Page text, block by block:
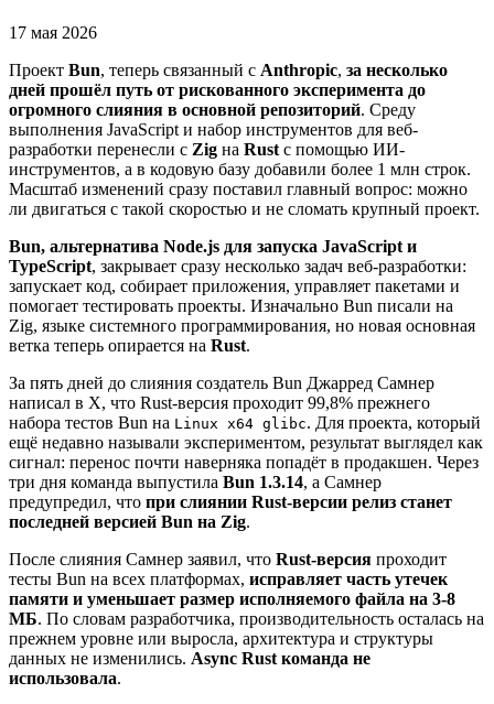
17 мая 2026
Проект Bun, теперь связанный с Anthropic, за несколько
дней прошёл путь от рискованного эксперимента до
огромного слияния в основной репозиторий. Среду
выполнения JavaScript и набор инструментов для веб-
разработки перенесли с Zig на Rust с помощью ИИ-
инструментов, а в кодовую базу добавили более 1 млн строк.
Масштаб изменений сразу поставил главный вопрос: можно
ли двигаться с такой скоростью и не сломать крупный проект.
Bun, альтернатива Node.js для запуска JavaScript и
TypeScript, закрывает сразу несколько задач веб-разработки:
запускает код, собирает приложения, управляет пакетами и
помогает тестировать проекты. Изначально Bun писали на
Zig, языке системного программирования, но новая основная
ветка теперь опирается на Rust.
За пять дней до слияния создатель Bun Джарред Самнер
написал в X, что Rust-версия проходит 99,8% прежнего
набора тестов Bun на Linux x64 glibc. Для проекта, который
ещё недавно называли экспериментом, результат выглядел как
сигнал: перенос почти наверняка попадёт в продакшен. Через
три дня команда выпустила Bun 1.3.14, а Самнер
предупредил, что при слиянии Rust-версии релиз станет
последней версией Bun на Zig.
После слияния Самнер заявил, что Rust-версия проходит
тесты Bun на всех платформах, исправляет часть утечек
памяти и уменьшает размер исполняемого файла на 3-8
МБ. По словам разработчика, производительность осталась на
прежнем уровне или выросла, архитектура и структуры
данных не изменились. Async Rust команда не
использовала.